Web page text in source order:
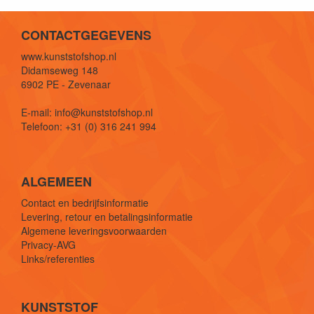
CONTACTGEGEVENS
www.kunststofshop.nl
Didamseweg 148
6902 PE - Zevenaar
E-mail: info@kunststofshop.nl
Telefoon: +31 (0) 316 241 994
ALGEMEEN
Contact en bedrijfsinformatie
Levering, retour en betalingsinformatie
Algemene leveringsvoorwaarden
Privacy-AVG
Links/referenties
KUNSTSTOF